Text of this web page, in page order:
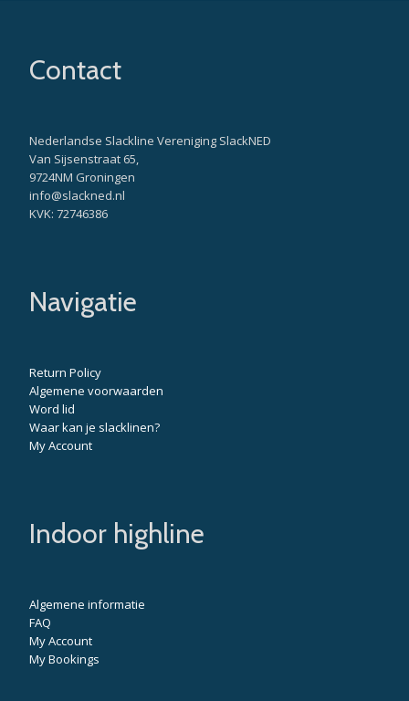
Contact
Nederlandse Slackline Vereniging SlackNED
Van Sijsenstraat 65,
9724NM Groningen
info@slackned.nl
KVK: 72746386
Navigatie
Return Policy
Algemene voorwaarden
Word lid
Waar kan je slacklinen?
My Account
Indoor highline
Algemene informatie
FAQ
My Account
My Bookings